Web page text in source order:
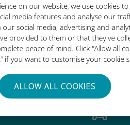
on our website, we use cookies
media features and analyse our
social media, advertising and
provided to them or that they've
peace of mind. Click "Allow all
if you want to customise your cookie
ALLOW ALL COOKIES
eSIMがすごい